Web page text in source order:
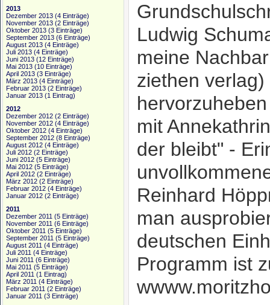
2013
Dezember 2013 (4 Einträge)
November 2013 (2 Einträge)
Oktober 2013 (3 Einträge)
September 2013 (6 Einträge)
August 2013 (4 Einträge)
Juli 2013 (4 Einträge)
Juni 2013 (12 Einträge)
Mai 2013 (10 Einträge)
April 2013 (3 Einträge)
März 2013 (4 Einträge)
Februar 2013 (2 Einträge)
Januar 2013 (1 Eintrag)
2012
Dezember 2012 (2 Einträge)
November 2012 (4 Einträge)
Oktober 2012 (4 Einträge)
September 2012 (8 Einträge)
August 2012 (4 Einträge)
Juli 2012 (2 Einträge)
Juni 2012 (5 Einträge)
Mai 2012 (5 Einträge)
April 2012 (2 Einträge)
März 2012 (2 Einträge)
Februar 2012 (4 Einträge)
Januar 2012 (2 Einträge)
2011
Dezember 2011 (5 Einträge)
November 2011 (6 Einträge)
Oktober 2011 (5 Einträge)
September 2011 (5 Einträge)
August 2011 (4 Einträge)
Juli 2011 (4 Einträge)
Juni 2011 (6 Einträge)
Mai 2011 (5 Einträge)
April 2011 (1 Eintrag)
März 2011 (4 Einträge)
Februar 2011 (2 Einträge)
Januar 2011 (3 Einträge)
Ludwig
meine
ziethen
mit
der bleibt" -
Reinhard
man
deutschen
Programm ist